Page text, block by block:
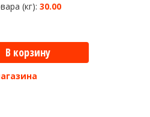
(кг): 30.00
В корзину